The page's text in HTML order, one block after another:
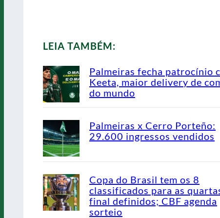
LEIA TAMBÉM:
Palmeiras fecha patrocínio
Keeta, maior delivery de
do mundo
Palmeiras x Cerro Porteño:
29.600 ingressos vendidos
Copa do Brasil tem os 8
classificados para as
final definidos; CBF agenda
sorteio